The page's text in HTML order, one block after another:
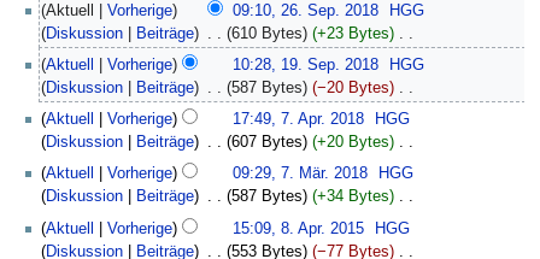
September
2018
Aktuell Vorherige 09:10, 26. Sep. 2018
HGG
Diskussion
Beiträge 610 Bytes +23 Bytes ‎
K
e
i
n
e
B
e
r
September
2018
Aktuell Vorherige 10:28, 19. Sep. 2018
HGG
Diskussion
Beiträge 587 Bytes −20 Bytes ‎
K
e
n
e
B
e
7.
April
Aktuell Vorherige 17:49, 7. Apr. 2018
HGG
Diskussion
Beiträge 607 Bytes +20 Bytes ‎
K
e
n
7.
März
Aktuell Vorherige 09:29, 7. Mär. 2018
HGG
Diskussion
Beiträge 587 Bytes +34 Bytes ‎
K
e
April
Aktuell Vorherige 15:09, 8. Apr. 2015
HGG
Diskussion
Beiträge 553 Bytes −77 Bytes ‎